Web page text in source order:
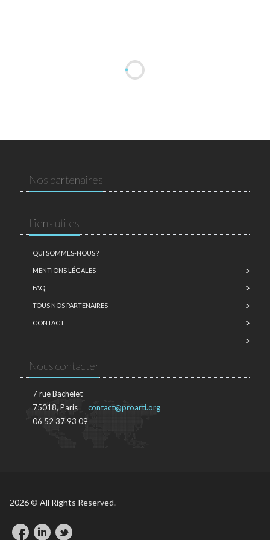
Nos partenaires
Liens utiles
QUI SOMMES-NOUS ?
MENTIONS LÉGALES
FAQ
TOUS NOS PARTENAIRES
CONTACT
Nous contacter
7 rue Bachelet
75018, Paris
06 52 37 93 09
contact@proarti.org
2026 © All Rights Reserved.